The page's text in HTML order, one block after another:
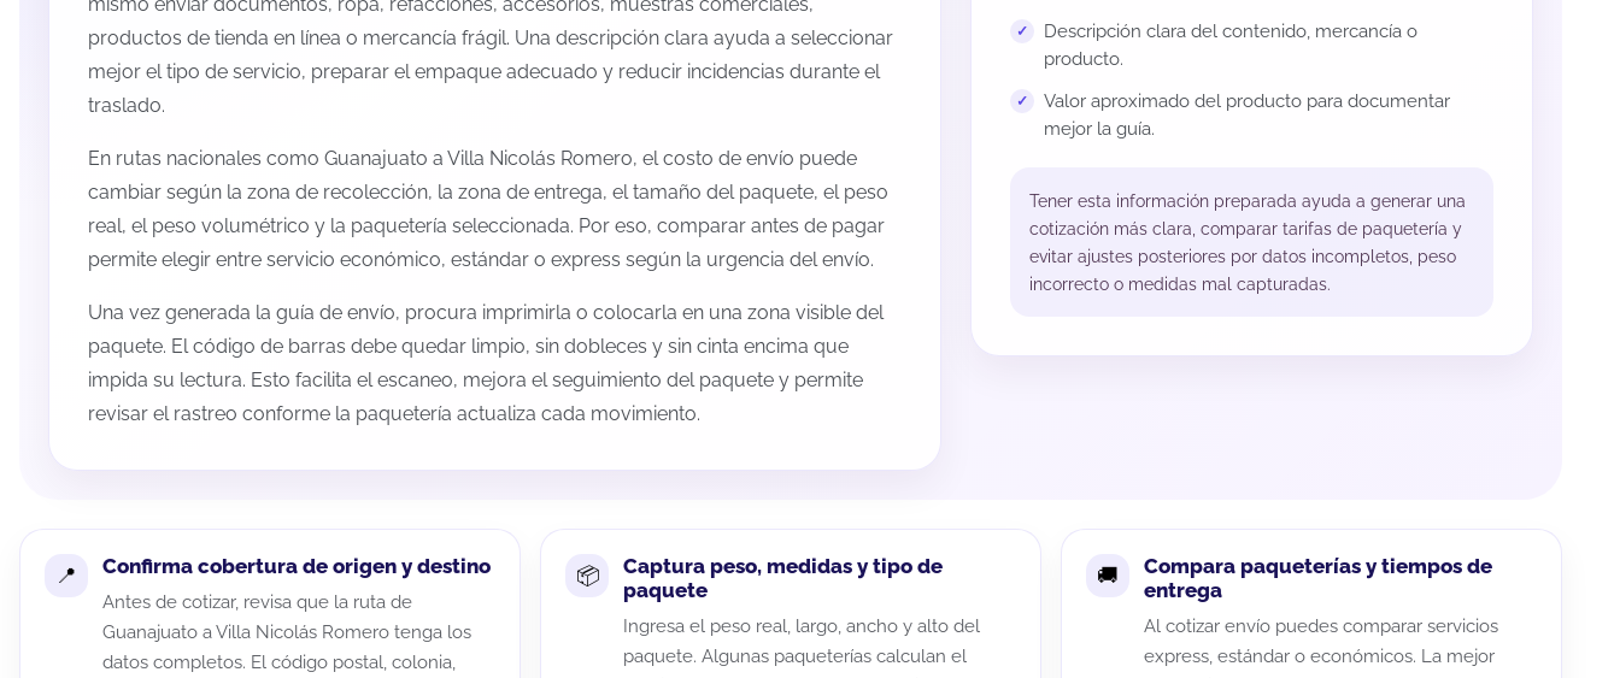
mismo enviar documentos, ropa, refacciones, accesorios, muestras comerciales,
productos de tienda en línea o mercancía frágil. Una descripción clara ayuda a seleccionar
mejor el tipo de servicio, preparar el empaque adecuado y reducir incidencias durante el
traslado.
En rutas nacionales como Guanajuato a Villa Nicolás Romero, el costo de envío puede
cambiar según la zona de recolección, la zona de entrega, el tamaño del paquete, el peso
real, el peso volumétrico y la paquetería seleccionada. Por eso, comparar antes de pagar
permite elegir entre servicio económico, estándar o express según la urgencia del envío.
Una vez generada la guía de envío, procura imprimirla o colocarla en una zona visible del
paquete. El código de barras debe quedar limpio, sin dobleces y sin cinta encima que
impida su lectura. Esto facilita el escaneo, mejora el seguimiento del paquete y permite
revisar el rastreo conforme la paquetería actualiza cada movimiento.
Descripción clara del contenido, mercancía o
producto.
Valor aproximado del producto para documentar
mejor la guía.
Tener esta información preparada ayuda a generar una
cotización más clara, comparar tarifas de paquetería y
evitar ajustes posteriores por datos incompletos, peso
incorrecto o medidas mal capturadas.
Confirma cobertura de origen y destino
Antes de cotizar, revisa que la ruta de
Guanajuato a Villa Nicolás Romero tenga los
datos completos. El código postal, colonia,
Captura peso, medidas y tipo de
paquete
Ingresa el peso real, largo, ancho y alto del
paquete. Algunas paqueterías calculan el
Compara paqueterías y tiempos de
entrega
Al cotizar envío puedes comparar servicios
express, estándar o económicos. La mejor